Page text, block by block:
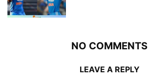
NO COMMENTS
LEAVE A REPLY